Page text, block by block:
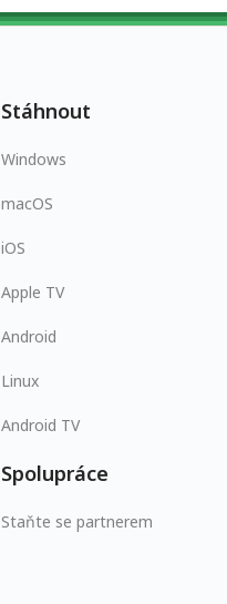
Stáhnout
Windows
macOS
iOS
Apple TV
Android
Linux
Android TV
Spolupráce
Staňte se partnerem